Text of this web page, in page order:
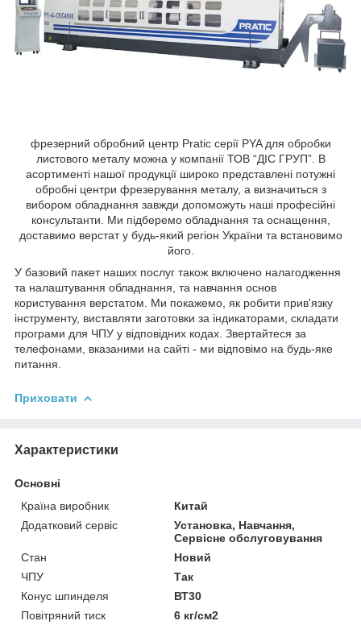
фрезерний обробний центр Pratic серії PYA для обробки
листового металу можна у компанії ТОВ “ДІС ГРУП”. В
асортименті нашої продукції широко представлені потужні
обробні центри фрезерування металу, а визначиться з
вибором обладнання завжди допоможуть наші професійні
консультанти. Ми підберемо обладнання та оснащення,
доставимо верстат у будь-який регіон України та встановимо
його.
У базовий пакет наших послуг також включено налагодження
та налаштування обладнання, та навчання основ
користування верстатом. Ми покажемо, як робити прив'язку
інструменту, виставляти заготовки за індикаторами, складати
програми для ЧПУ у відповідних кодах. Звертайтеся за
телефонами, вказаними на сайті - ми відповімо на будь-яке
питання.
Приховати
Характеристики
Основні
Країна виробник
Китай
Додатковий сервіс
Установка, Навчання,
Сервісне обслуговування
Стан
Новий
ЧПУ
Так
Конус шпинделя
ВТ30
Повітряний тиск
6 кг/см2